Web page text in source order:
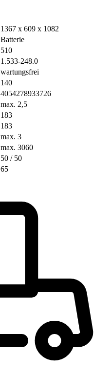
1367 x 609 x 1082
Batterie
510
1.533-248.0
wartungsfrei
140
4054278933726
max. 2,5
183
183
max. 3
max. 3060
50 / 50
65